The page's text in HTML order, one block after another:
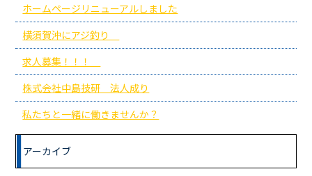
ホームページリニューアルしました
横須賀沖にアジ釣り
求人募集！！！
株式会社中島技研 法人成り
私たちと一緒に働きませんか？
アーカイブ